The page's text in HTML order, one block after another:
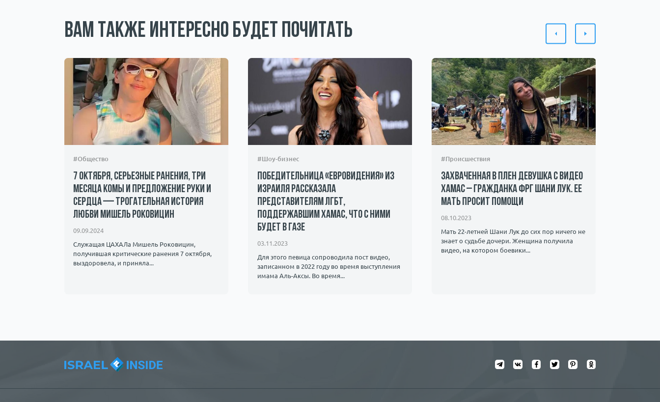
Вам также интересно будет почитать
#Общество
7 октября, серьезные ранения, три
месяца комы и предложение руки и
сердца — трогательная история
любви Мишель Роковицин
09.09.2024
Служащая ЦАХАЛа Мишель Роковицин,
получившая критические ранения 7 октября,
выздоровела, и приняла...
#Шоу-бизнес
Победительница «Евровидения» из
Израиля рассказала
представителям ЛГБТ,
поддержавшим ХАМАС, что с ними
будет в Газе
03.11.2023
Для этого певица сопроводила пост видео,
записанном в 2022 году во время выступления
имама Аль-Аксы. Во время...
#Происшествия
Захваченная в плен девушка с видео
ХАМАС – гражданка ФРГ Шани Лук. Ее
мать просит помощи
08.10.2023
Мать 22-летней Шани Лук до сих пор ничего не
знает о судьбе дочери. Женщина получила
видео, на котором боевики...